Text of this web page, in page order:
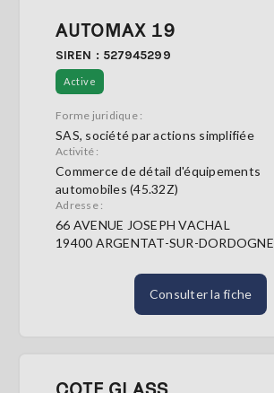
AUTOMAX 19
SIREN : 527945299
Active
Forme juridique :
SAS, société par actions simplifiée
Activité :
Commerce de détail d'équipements
automobiles (45.32Z)
Adresse :
66 AVENUE JOSEPH VACHAL
19400 ARGENTAT-SUR-DORDOGNE
Consulter la fiche
COTE GLASS